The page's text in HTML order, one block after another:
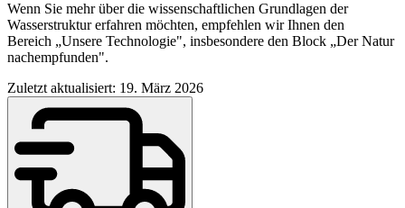
Wenn Sie mehr über die wissenschaftlichen Grundlagen der
Wasserstruktur erfahren möchten, empfehlen wir Ihnen den
Bereich „Unsere Technologie", insbesondere den Block „Der Natur
nachempfunden".
Zuletzt aktualisiert: 19. März 2026